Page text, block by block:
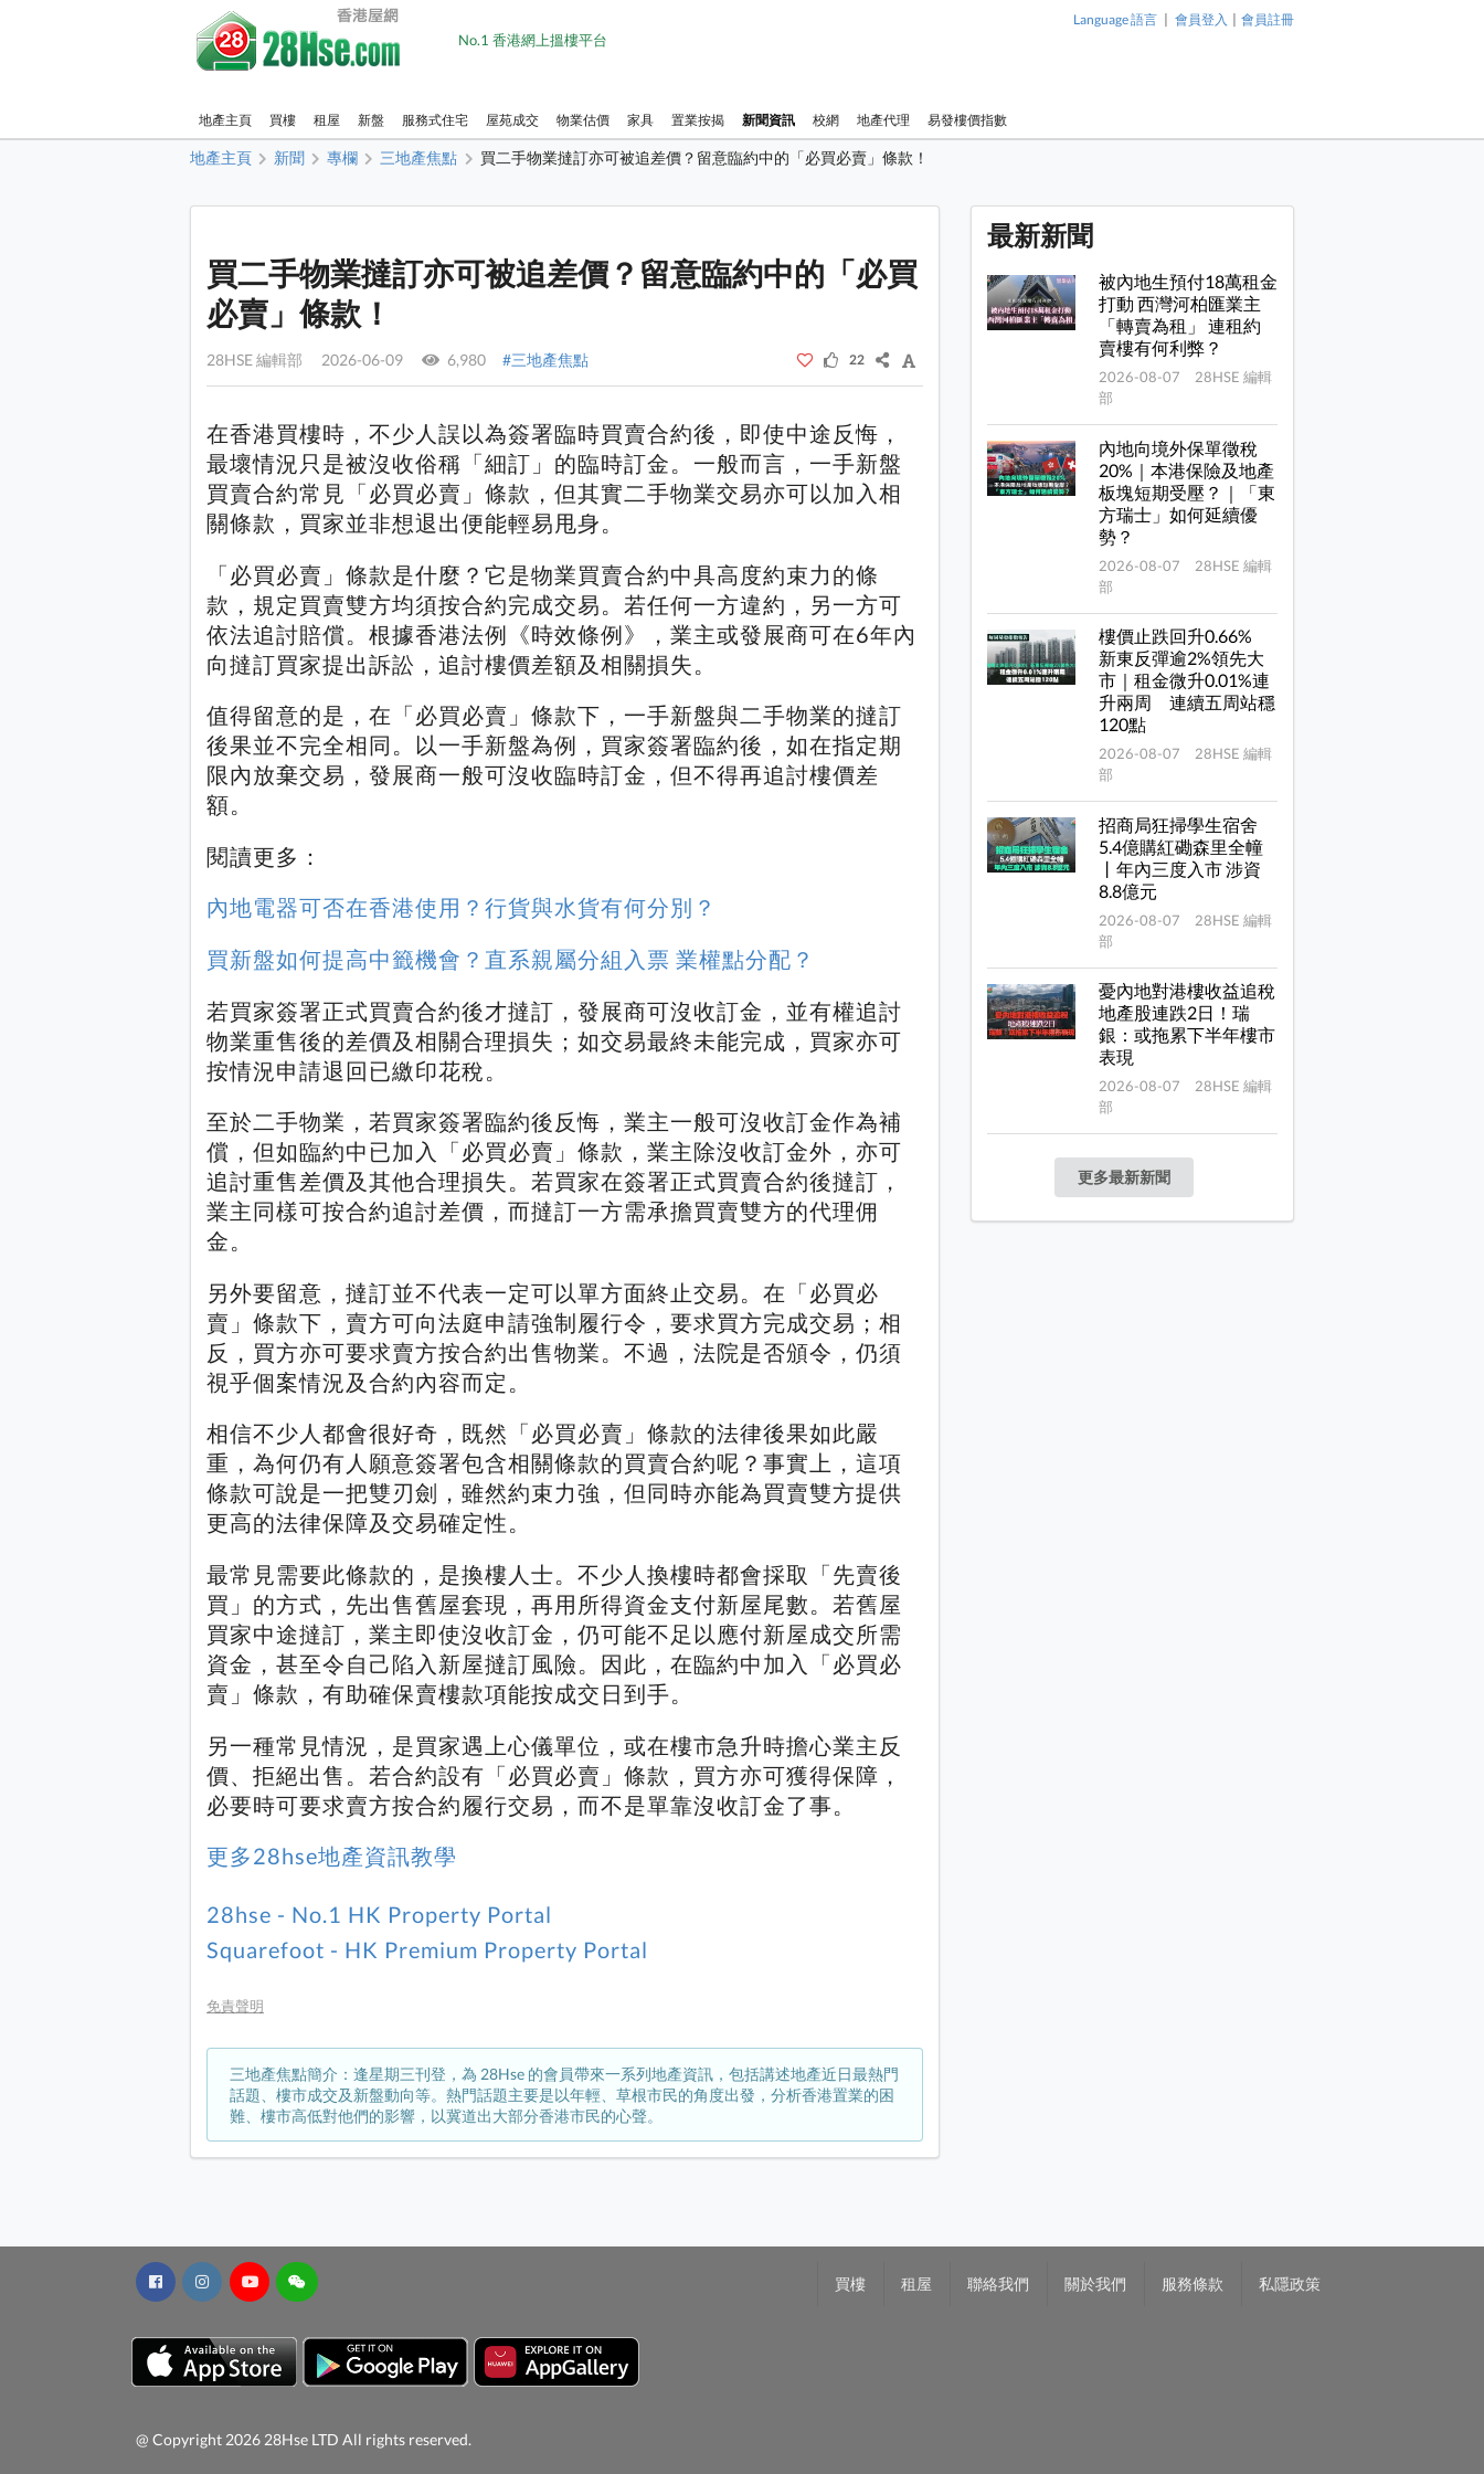
No.1 香港網上搵樓平台
Language 語言 | 會員登入 | 會員註冊
地產主頁 買樓 租屋 新盤 服務式住宅 屋苑成交 物業估價 家具 置業按揭 新聞資訊 校網 地產代理 易發樓價指數
地產主頁 新聞 專欄 三地產焦點 買二手物業撻訂亦可被追差價？留意臨約中的「必買必賣」條款！
買二手物業撻訂亦可被追差價？留意臨約中的「必買
必賣」條款！
28HSE 編輯部 2026-06-09 6,980 #三地產焦點 22
在香港買樓時，不少人誤以為簽署臨時買賣合約後，即使中途反悔，
最壞情況只是被沒收俗稱「細訂」的臨時訂金。一般而言，一手新盤
買賣合約常見「必買必賣」條款，但其實二手物業交易亦可以加入相
關條款，買家並非想退出便能輕易甩身。
「必買必賣」條款是什麼？它是物業買賣合約中具高度約束力的條
款，規定買賣雙方均須按合約完成交易。若任何一方違約，另一方可
依法追討賠償。根據香港法例《時效條例》，業主或發展商可在6年內
向撻訂買家提出訴訟，追討樓價差額及相關損失。
值得留意的是，在「必買必賣」條款下，一手新盤與二手物業的撻訂
後果並不完全相同。以一手新盤為例，買家簽署臨約後，如在指定期
限內放棄交易，發展商一般可沒收臨時訂金，但不得再追討樓價差
額。
閱讀更多：
內地電器可否在香港使用？行貨與水貨有何分別？
買新盤如何提高中籤機會？直系親屬分組入票 業權點分配？
若買家簽署正式買賣合約後才撻訂，發展商可沒收訂金，並有權追討
物業重售後的差價及相關合理損失；如交易最終未能完成，買家亦可
按情況申請退回已繳印花稅。
至於二手物業，若買家簽署臨約後反悔，業主一般可沒收訂金作為補
償，但如臨約中已加入「必買必賣」條款，業主除沒收訂金外，亦可
追討重售差價及其他合理損失。若買家在簽署正式買賣合約後撻訂，
業主同樣可按合約追討差價，而撻訂一方需承擔買賣雙方的代理佣
金。
另外要留意，撻訂並不代表一定可以單方面終止交易。在「必買必
賣」條款下，賣方可向法庭申請強制履行令，要求買方完成交易；相
反，買方亦可要求賣方按合約出售物業。不過，法院是否頒令，仍須
視乎個案情況及合約內容而定。
相信不少人都會很好奇，既然「必買必賣」條款的法律後果如此嚴
重，為何仍有人願意簽署包含相關條款的買賣合約呢？事實上，這項
條款可說是一把雙刃劍，雖然約束力強，但同時亦能為買賣雙方提供
更高的法律保障及交易確定性。
最常見需要此條款的，是換樓人士。不少人換樓時都會採取「先賣後
買」的方式，先出售舊屋套現，再用所得資金支付新屋尾數。若舊屋
買家中途撻訂，業主即使沒收訂金，仍可能不足以應付新屋成交所需
資金，甚至令自己陷入新屋撻訂風險。因此，在臨約中加入「必買必
賣」條款，有助確保賣樓款項能按成交日到手。
另一種常見情況，是買家遇上心儀單位，或在樓市急升時擔心業主反
價、拒絕出售。若合約設有「必買必賣」條款，買方亦可獲得保障，
必要時可要求賣方按合約履行交易，而不是單靠沒收訂金了事。
更多28hse地產資訊教學
28hse - No.1 HK Property Portal
Squarefoot - HK Premium Property Portal
免責聲明
三地產焦點簡介：逢星期三刊登，為 28Hse 的會員帶來一系列地產資訊，包括講述地產近日最熱門
話題、樓市成交及新盤動向等。熱門話題主要是以年輕、草根市民的角度出發，分析香港置業的困
難、樓市高低對他們的影響，以冀道出大部分香港市民的心聲。
最新新聞
被內地生預付18萬租金
打動 西灣河柏匯業主
「轉賣為租」 連租約
賣樓有何利弊？
2026-08-07 28HSE 編輯
部
內地向境外保單徵稅
20%｜本港保險及地產
板塊短期受壓？｜「東
方瑞士」如何延續優
勢？
2026-08-07 28HSE 編輯
部
樓價止跌回升0.66%
新東反彈逾2%領先大
市｜租金微升0.01%連
升兩周 連續五周站穩
120點
2026-08-07 28HSE 編輯
部
招商局狂掃學生宿舍
5.4億購紅磡森里全幢
丨年內三度入市 涉資
8.8億元
2026-08-07 28HSE 編輯
部
憂內地對港樓收益追稅
地產股連跌2日！瑞
銀：或拖累下半年樓市
表現
2026-08-07 28HSE 編輯
部
更多最新新聞
買樓 租屋 聯絡我們 關於我們 服務條款 私隱政策
@ Copyright 2026 28Hse LTD All rights reserved.